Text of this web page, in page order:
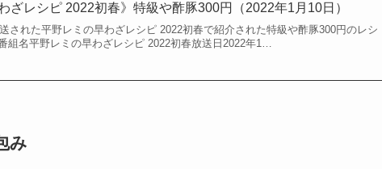
ざレシピ 2022初春》特級や酢豚300円（2022年1月10日）
された平野レミの早わざレシピ 2022初春で紹介された特級や酢豚300円のレシ
組名平野レミの早わざレシピ 2022初春放送日2022年1…
み